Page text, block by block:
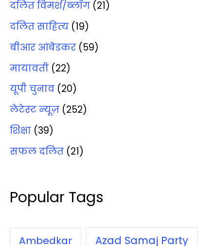
दलित विमर्श/ब्‍लॉग (21)
दलित साहित्‍य (19)
बीआर आंबेडकर (59)
मायावती (22)
यूपी चुनाव (20)
लेटेस्‍ट न्‍यूज़ (252)
शिक्षा (39)
सफल दलित (21)
Popular Tags
Ambedkar
Azad Samaj Party